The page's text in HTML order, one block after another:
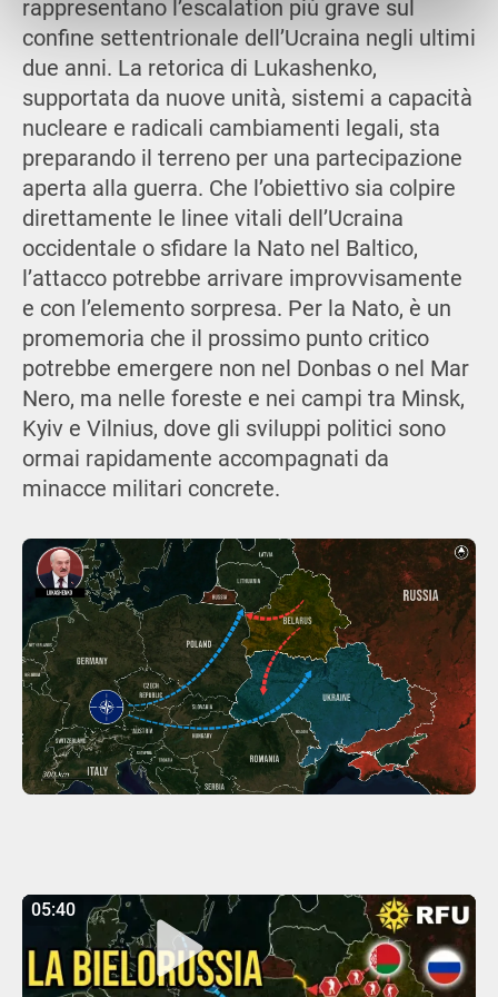
raccolto dal tuo utilizzo dei loro servizi.
rappresentano l’escalation più grave sul
confine settentrionale dell’Ucraina negli ultimi
due anni. La retorica di Lukashenko,
supportata da nuove unità, sistemi a capacità
nucleare e radicali cambiamenti legali, sta
preparando il terreno per una partecipazione
aperta alla guerra. Che l’obiettivo sia colpire
direttamente le linee vitali dell’Ucraina
occidentale o sfidare la Nato nel Baltico,
l’attacco potrebbe arrivare improvvisamente
e con l’elemento sorpresa. Per la Nato, è un
promemoria che il prossimo punto critico
potrebbe emergere non nel Donbas o nel Mar
Nero, ma nelle foreste e nei campi tra Minsk,
Kyiv e Vilnius, dove gli sviluppi politici sono
ormai rapidamente accompagnati da
minacce militari concrete.
05:40